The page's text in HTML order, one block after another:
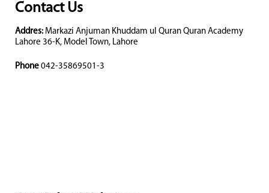
Contact Us
Addres: Markazi Anjuman Khuddam ul Quran Quran Academy
Lahore 36-K, Model Town, Lahore
Phone 042-35869501-3